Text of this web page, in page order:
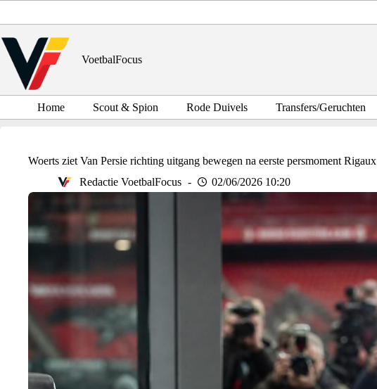
inhoud
VoetbalFocus
Home Scout & Spion Rode Duivels Transfers/Geruchten
Woerts ziet Van Persie richting uitgang bewegen na eerste persmoment Rigaux
Redactie VoetbalFocus
02/06/2026 10:20